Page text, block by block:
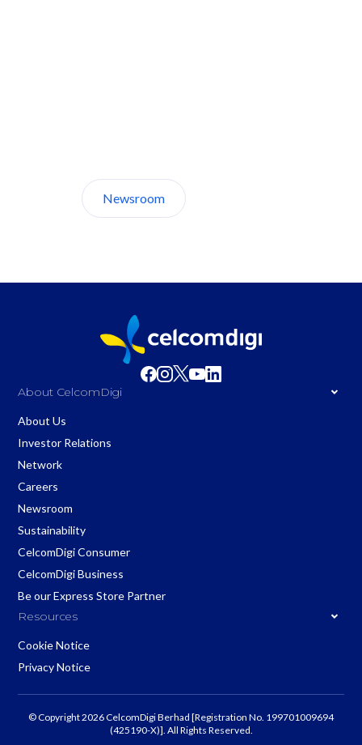
Newsroom
About CelcomDigi
About Us
Investor Relations
Network
Careers
Newsroom
Sustainability
CelcomDigi Consumer
CelcomDigi Business
Be our Express Store Partner
Resources
Cookie Notice
Privacy Notice
© Copyright 2026 CelcomDigi Berhad [Registration No. 199701009694
(425190-X)]. All Rights Reserved.